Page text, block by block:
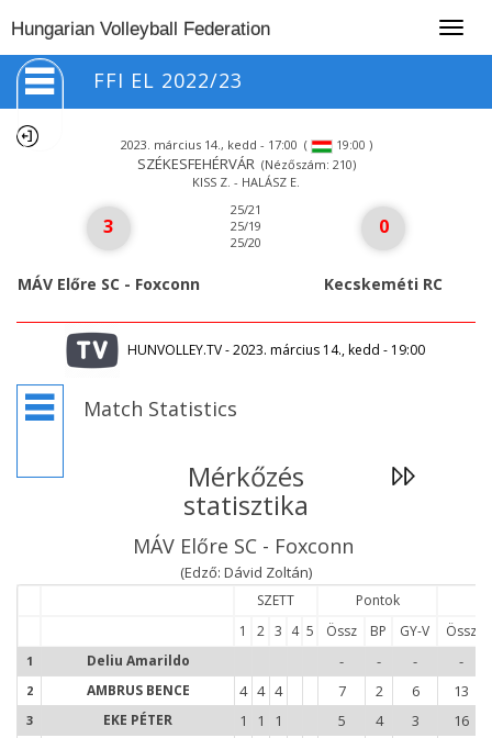
Hungarian Volleyball Federation
FFI EL 2022/23
2023. március 14., kedd - 17:00 ( 19:00 )
SZÉKESFEHÉRVÁR (Nézőszám: 210)
KISS Z. - HALÁSZ E.
3
MÁV Előre SC - Foxconn
25/21
25/19
25/20
0
Kecskeméti RC
HUNVOLLEY.TV - 2023. március 14., kedd - 19:00
Match Statistics
Mérkőzés
statisztika
MÁV Előre SC - Foxconn
(Edző: Dávid Zoltán)
SZETT Pontok
1
2 3 4 5 Össz BP GY-V Össz
1 Deliu Amarildo - - - -
2 AMBRUS BENCE 4 4 4 7 2 6 13
3 EKE PÉTER 1 1 1 5 4 3 16